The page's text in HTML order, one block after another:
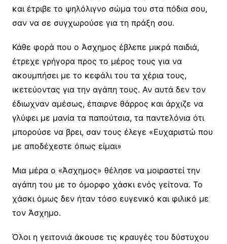
και έτριβε το ψηλόλιγνο σώμα του στα πόδια σου,
σαν να σε συγχωρούσε για τη πράξη σου.
Κάθε φορά που ο Άσχημος έβλεπε μικρά παιδιά,
έτρεχε γρήγορα προς το μέρος τους για να
ακουμπήσει με το κεφάλι του τα χέρια τους,
ικετεύοντας για την αγάπη τους. Αν αυτά δεν τον
έδιωχναν αμέσως, έπαιρνε θάρρος και άρχιζε να
γλύφει με μανία τα παπούτσια, τα παντελόνια ότι
μπορούσε να βρει, σαν τους έλεγε «Ευχαριστώ που
με αποδέχεστε όπως είμαι»
Μια μέρα ο «Άσχημος» θέλησε να μοιραστεί την
αγάπη του με το όμορφο χάσκι ενός γείτονα. Το
χάσκι όμως δεν ήταν τόσο ευγενικό και φιλικό με
τον Άσχημο.
Όλοι η γειτονιά άκουσε τις κραυγές του δύστυχου